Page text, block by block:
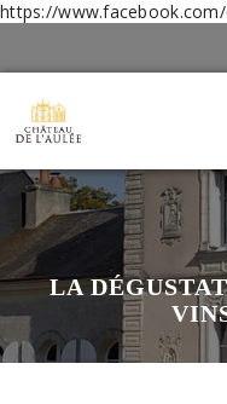
https://
LA